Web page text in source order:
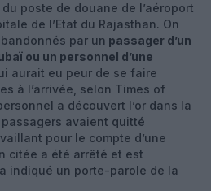
poste de douane de l’aéroport
de l’Etat du Rajasthan. On
par un passager d’un
ou un personnel d’une
aurait eu peur de se faire
à l’arrivée, selon Times of
a découvert l’or dans la
avaient quitté
pour le compte d’une
citée a été arrêté et est
indiqué un porte-parole de la